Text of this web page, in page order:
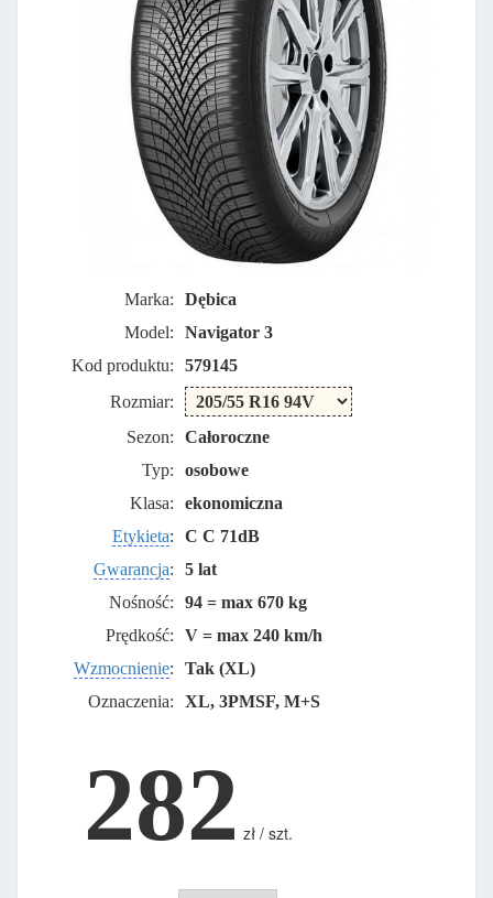
Marka:
Dębica
Model:
Navigator 3
Kod produktu:
579145
Rozmiar:
Sezon:
Całoroczne
Typ:
osobowe
Klasa:
ekonomiczna
Etykieta:
C C 71dB
Gwarancja:
5 lat
Nośność:
94 = max 670 kg
Prędkość:
V = max 240 km/h
Wzmocnienie:
Tak (XL)
Oznaczenia:
XL, 3PMSF, M+S
282 zł / szt.